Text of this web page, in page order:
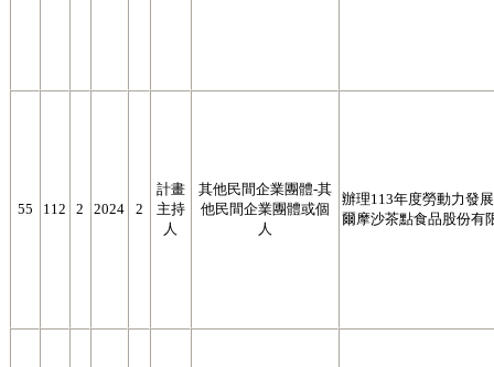
55 112 2 2024 2
計畫
主持
人
其他民間企業團體-其
他民間企業團體或個
人
辦理113年度勞動力發
爾摩沙茶點食品股份有